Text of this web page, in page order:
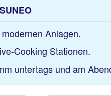
Anlagen.
Cooking Stationen.
untertags und am